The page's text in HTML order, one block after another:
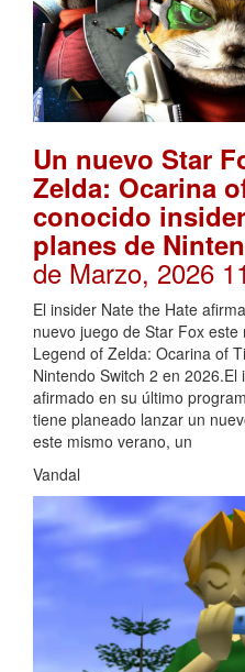
Un nuevo Star
Zelda: Ocarina
conocido
planes de
de Marzo, 2026
El insider Nate the Hate
nuevo juego de Star Fox
Legend of Zelda: Ocarina of
Nintendo Switch 2 en
afirmado en su último
tiene planeado lanzar un
este mismo verano, un
Vandal